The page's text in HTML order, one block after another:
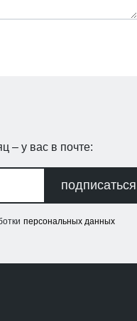
– у вас в почте:
подписаться
персональных данных